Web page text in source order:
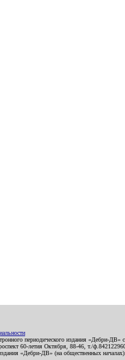
периодического издания
60-летия Октября, 88-46, т./
издания «Дебри-ДВ» (на